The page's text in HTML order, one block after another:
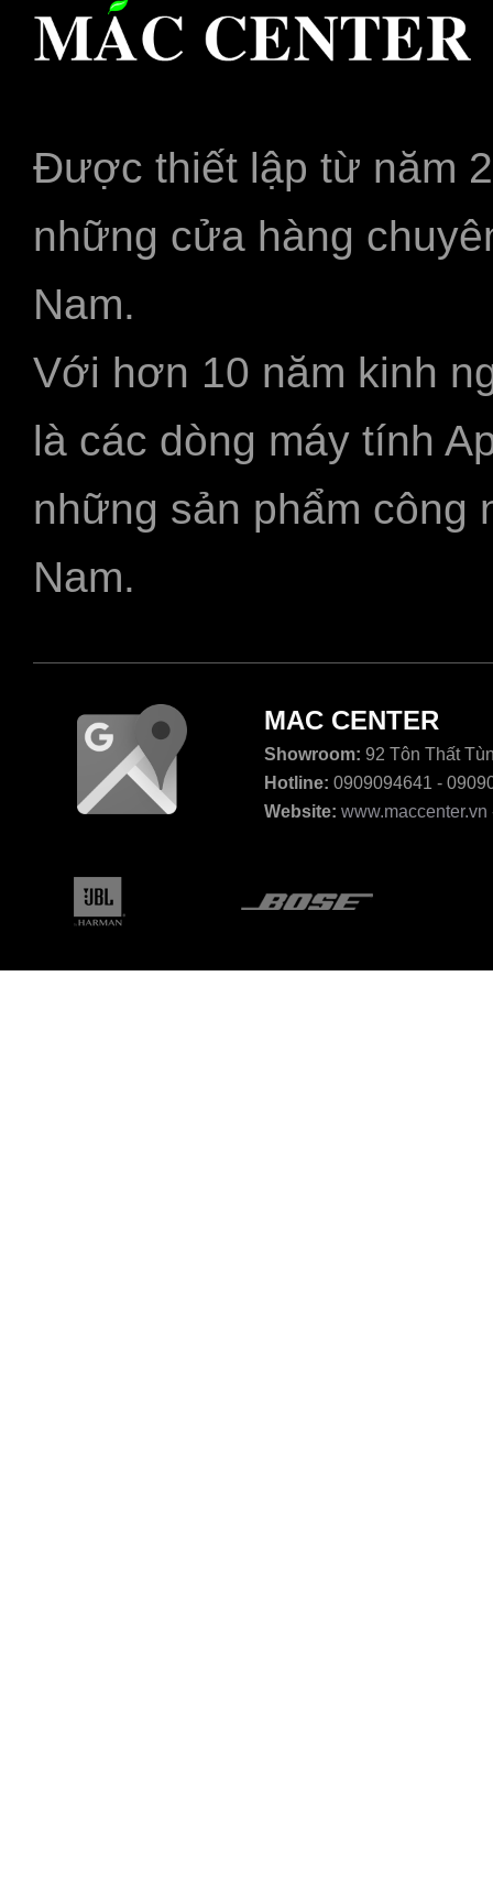
Được thiết lập từ năm
những cửa hàng
Nam.
Với hơn 10 năm kinh
là các dòng máy tính
những sản phẩm công
Nam.
MAC CENTER
Showroom: 92 Tôn Thất
Hotline: 0909094641 -
Website: www.maccenter.vn